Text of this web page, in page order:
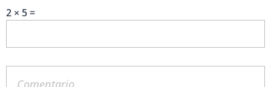
2 × 5 =